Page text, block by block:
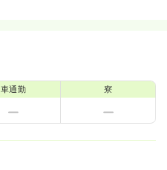
車通勤 寮